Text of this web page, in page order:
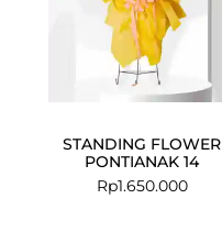
STANDING FLOWER
PONTIANAK 14
Rp1.650.000